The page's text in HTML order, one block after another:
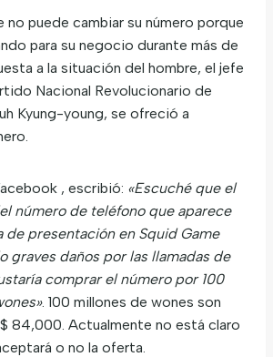
no puede cambiar su número porque
para su negocio durante más de
a la situación del hombre, el jefe
Nacional Revolucionario de
Kyung-young, se ofreció a
, escribió: «Escuché que el
número de teléfono que aparece
de presentación en Squid Game
graves daños por las llamadas de
comprar el número por 100
. 100 millones de wones son
84,000. Actualmente no está claro
o no la oferta.